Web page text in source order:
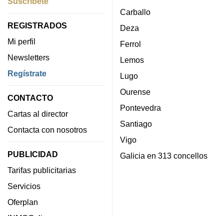
REGISTRADOS
Mi perfil
Newsletters
Regístrate
CONTACTO
Cartas al director
Contacta con nosotros
PUBLICIDAD
Tarifas publicitarias
Servicios
Oferplan
Carballo
Deza
Ferrol
Lemos
Lugo
Ourense
Pontevedra
Santiago
Vigo
Galicia en 313 concellos